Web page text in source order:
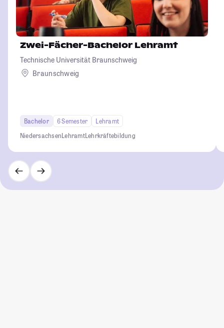
Zwei-Fächer-Bachelor Lehramt
Technische Universität Braunschweig
Braunschweig
Bachelor 6 Semester
Lehramt
NiedersachsenLehramtLehrkräftebildung